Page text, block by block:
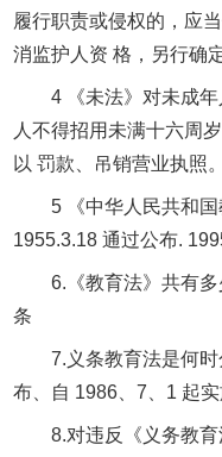
履行职责或侵权的，应
消监护人资 格，另行确
4 《未法》对未成
人不得招用未满十六周
以 罚款、吊销营业执照。
5 《中华人民共和
1955.3.18 通过公布.
6.《教育法》共有
条
7.义条教育法是何
布、自 1986、7、1 起实
8.对违反《义务教